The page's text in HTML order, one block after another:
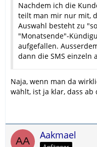
Nachdem ich die
teilt man mir nur mit,
Auswahl besteht zu
"Monatsende"-
aufgefallen.
dann die SMS einzeln
Naja, wenn man da
wählt, ist ja klar, dass
Aakmael